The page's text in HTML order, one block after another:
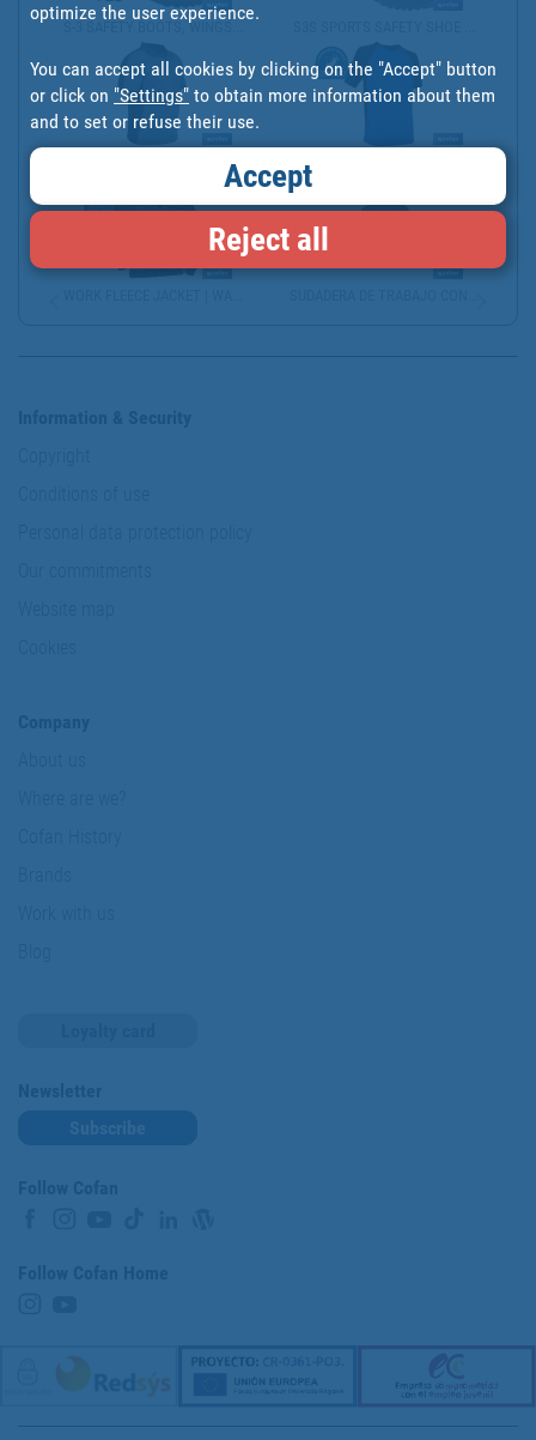
S-3 SAFETY BOOTS, WINGS...
POLO DE TRABAJO MODELO ... TECHNICAL WORK T-SHIRT ...
optimize the user experience.
You can accept all cookies by clicking on the "Accept" button
or click on "Settings" to obtain more information about them
and to set or refuse their use.
Accept
Reject all